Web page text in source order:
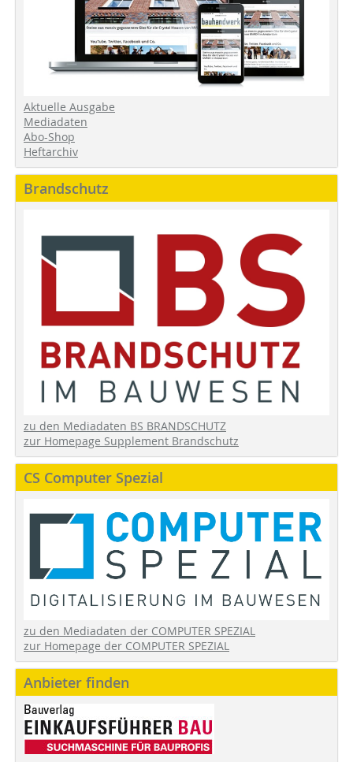
Aktuelle Ausgabe
Mediadaten
Abo-Shop
Heftarchiv
Brandschutz
zu den Mediadaten BS BRANDSCHUTZ
zur Homepage Supplement Brandschutz
CS Computer Spezial
zu den Mediadaten der COMPUTER SPEZIAL
zur Homepage der COMPUTER SPEZIAL
Anbieter finden